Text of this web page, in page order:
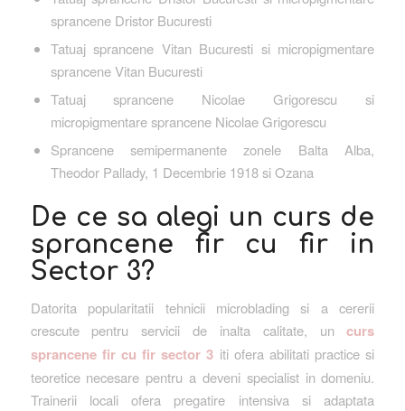
sprancene Dristor Bucuresti
Tatuaj sprancene Vitan Bucuresti si micropigmentare
sprancene Vitan Bucuresti
Tatuaj sprancene Nicolae Grigorescu si
micropigmentare sprancene Nicolae Grigorescu
Sprancene semipermanente zonele Balta Alba,
Theodor Pallady, 1 Decembrie 1918 si Ozana
De ce sa alegi un curs de
sprancene fir cu fir in
Sector 3?
Datorita popularitatii tehnicii microblading si a cererii
crescute pentru servicii de inalta calitate, uncurs
sprancene fir cu fir sector 3 iti ofera abilitati practice si
teoretice necesare pentru a deveni specialist in domeniu.
Trainerii locali ofera pregatire intensiva si adaptata